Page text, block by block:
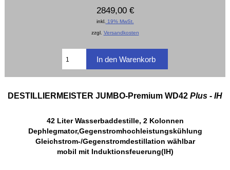
2849,00 €
inkl. 19% MwSt.
zzgl. Versandkosten
DESTILLIERMEISTER JUMBO-Premium WD42 Plus - IH
42 Liter Wasserbaddestille, 2 Kolonnen
Dephlegmator,Gegenstromhochleistungskühlung
Gleichstrom-/Gegenstromdestillation wählbar
mobil mit Induktionsfeuerung(IH)